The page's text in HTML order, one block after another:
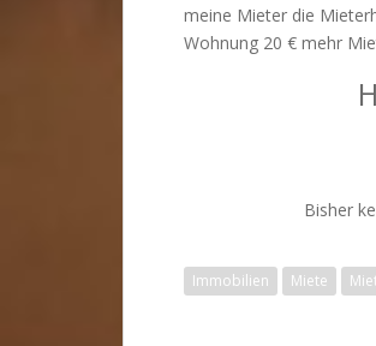
meine Mieter die
Wohnung 20 € mehr
Bisher
Immobilien Miete